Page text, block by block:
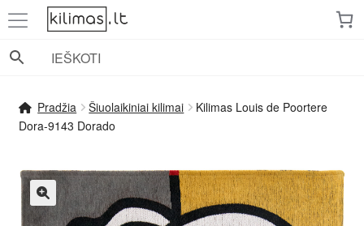
Pereiti
prie
meniu
Pereiti
prie
turinio
Pradžia Šiuolaikiniai kilimai
Kilimas Louis de Poortere
Dora-9143 Dorado
🔍